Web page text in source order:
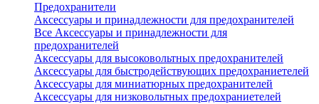
Предохранители
Аксессуары и принадлежности для предохранителей
Все Аксессуары и принадлежности для
предохранителей
Аксессуары для высоковольтных предохранителей
Аксессуары для быстродействующих предохраниетелей
Аксессуары для миниатюрных предохранителей
Аксессуары для низковольтных предохраниетелей